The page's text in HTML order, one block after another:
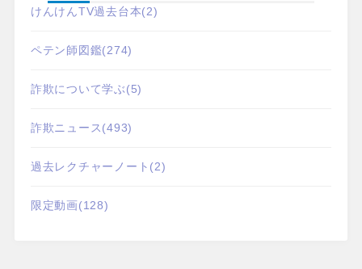
けんけんTV過去台本(2)
ペテン師図鑑(274)
詐欺について学ぶ(5)
詐欺ニュース(493)
過去レクチャーノート (2)
限定動画(128)